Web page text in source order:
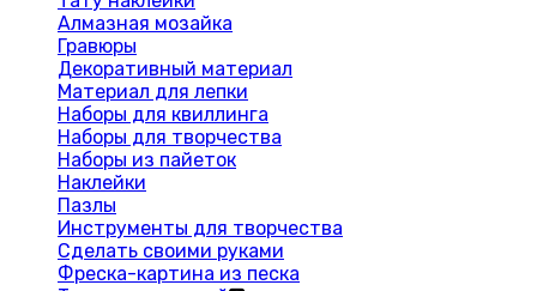
Алмазная мозайка
Гравюры
Декоративный материал
Материал для лепки
Наборы для квиллинга
Наборы для творчества
Наборы из пайеток
Наклейки
Пазлы
Инструменты для творчества
Сделать своими руками
Фреска-картина из песка